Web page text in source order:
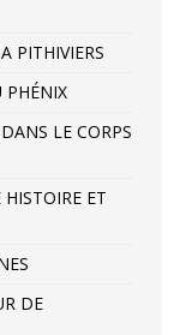
PITHIVIERS
PHÉNIX
LE CORPS
ET
DE